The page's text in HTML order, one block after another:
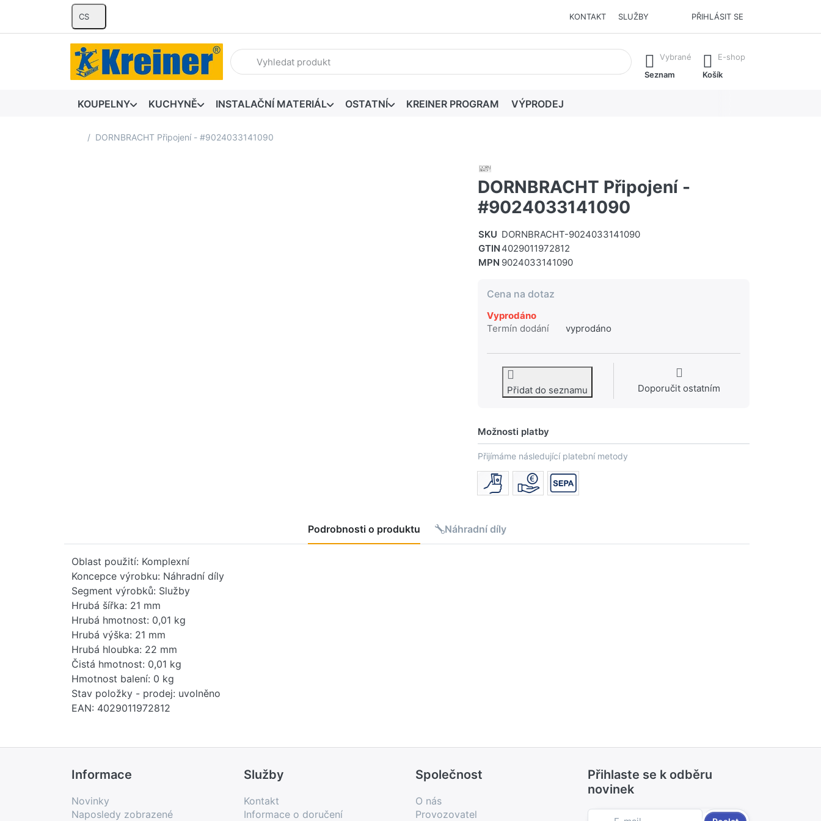
CS KONTAKT SLUŽBY PŘIHLÁSIT SE
Zadejte hledaný výraz. První výsledky se zobrazí automaticky při zadávání. Stisknutím klávesy Enter vyvoláte všechny výsledky.
Vybrané
Seznam
E-shop
Košík
KOUPELNY KUCHYNĚ INSTALAČNÍ MATERIÁL OSTATNÍ KREINER PROGRAM VÝPRODEJ
Domovská stránka
DORNBRACHT Připojení - #9024033141090
DORNBRACHT Připojení -
#9024033141090
SKU DORNBRACHT-9024033141090
GTIN 4029011972812
MPN 9024033141090
Cena na dotaz
Vyprodáno
Termín dodání
vyprodáno
Přidat do seznamu Doporučit ostatním
Možnosti platby
Přijímáme následující platební metody
Podrobnosti o produktu Náhradní díly
Oblast použití: Komplexní
Koncepce výrobku: Náhradní díly
Segment výrobků: Služby
Hrubá šířka: 21 mm
Hrubá hmotnost: 0,01 kg
Hrubá výška: 21 mm
Hrubá hloubka: 22 mm
Čistá hmotnost: 0,01 kg
Hmotnost balení: 0 kg
Stav položky - prodej: uvolněno
EAN: 4029011972812
Prodejní program: Ano
Kód produktu: 84819000
Informace
Novinky
Naposledy zobrazené
Služby
Kontakt
Informace o doručení
Společnost
O nás
Provozovatel
Přihlaste se k odběru
novinek